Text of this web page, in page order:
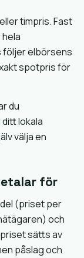
timpris. Fast
följer elbörsens
spotpris för
du
lokala
välja en
för
(priset per
och
sätts av
påslag och